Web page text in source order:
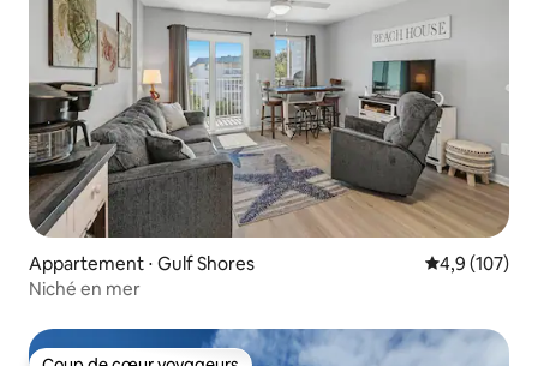
Appartement ⋅ Gulf Shores Évaluation
4,9 (107)
Niché en mer